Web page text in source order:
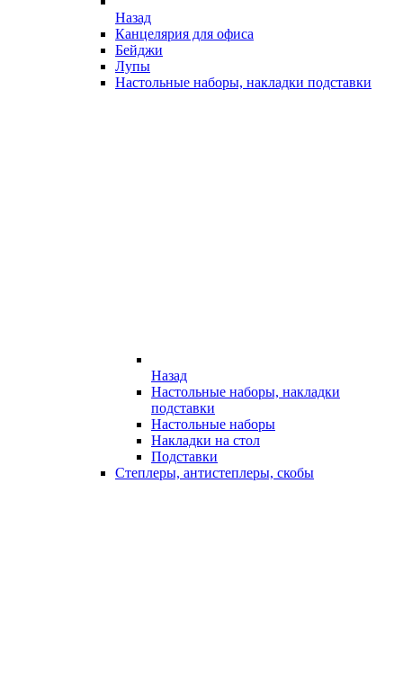
Назад
Канцелярия для офиса
Бейджи
Лупы
Настольные наборы, накладки подставки
Назад
Настольные наборы, накладки
подставки
Настольные наборы
Накладки на стол
Подставки
Степлеры, антистеплеры, скобы